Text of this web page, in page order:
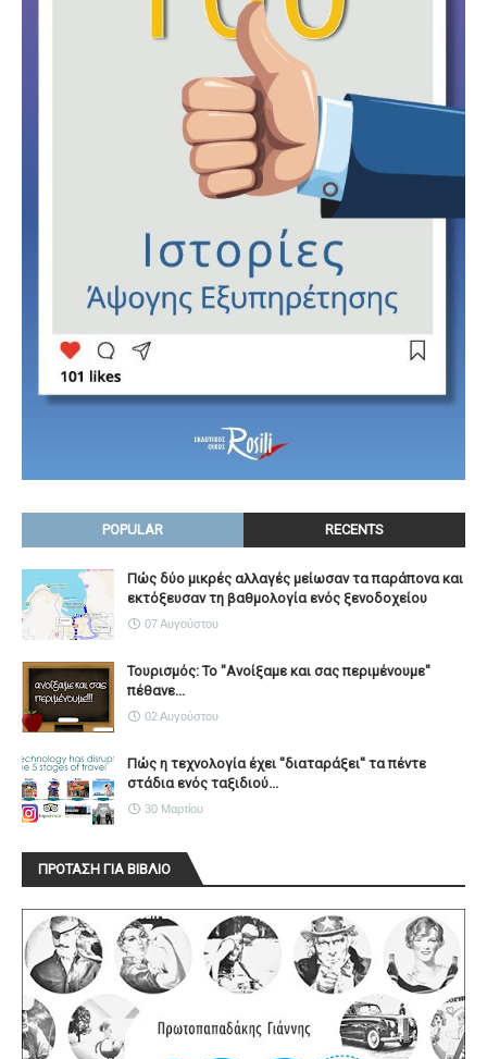
POPULAR RECENTS
Πώς δύο μικρές αλλαγές μείωσαν τα παράπονα και
εκτόξευσαν τη βαθμολογία ενός ξενοδοχείου
07 Αυγούστου
Τουρισμός: Το "Ανοίξαμε και σας περιμένουμε"
πέθανε...
02 Αυγούστου
Πώς η τεχνολογία έχει ''διαταράξει'' τα πέντε
στάδια ενός ταξιδιού...
30 Μαρτίου
ΠΡΟΤΑΣΗ ΓΙΑ ΒΙΒΛΙΟ